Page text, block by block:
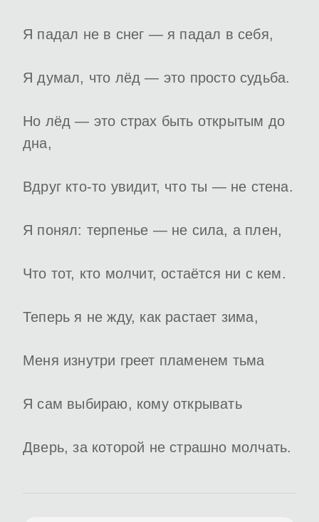
Я падал не в снег — я падал в себя,
Я думал, что лёд — это просто судьба.
Но лёд — это страх быть открытым до
дна,
Вдруг кто-то увидит, что ты — не стена.
Я понял: терпенье — не сила, а плен,
Что тот, кто молчит, остаётся ни с кем.
Теперь я не жду, как растает зима,
Меня изнутри греет пламенем тьма
Я сам выбираю, кому открывать
Дверь, за которой не страшно молчать.